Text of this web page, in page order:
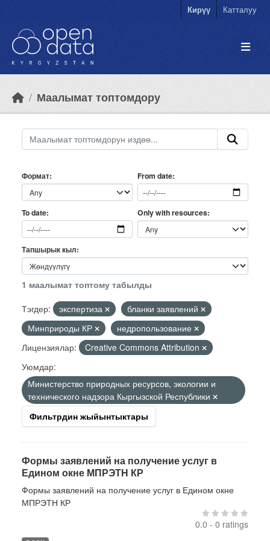
Кирүү Катталуу
Маалымат топтомдору
Формат From date
To date Only with resources
Тапшырык кыл
1 маалымат топтому табылды
Тэгдер:
экспертиза
бланки заявлений
Минприроды КР
недропользование
Лицензиялар:
Creative Commons Attribution
Уюмдар:
Министерство природных ресурсов, экологии и
технического надзора Кыргызской Республики
Фильтрдин жыйынтыктары
Формы заявлений на получение услуг в
Едином окне МПРЭТН КР
Формы заявлений на получение услуг в Едином окне
МПРЭТН КР
0.0 - 0 ratings